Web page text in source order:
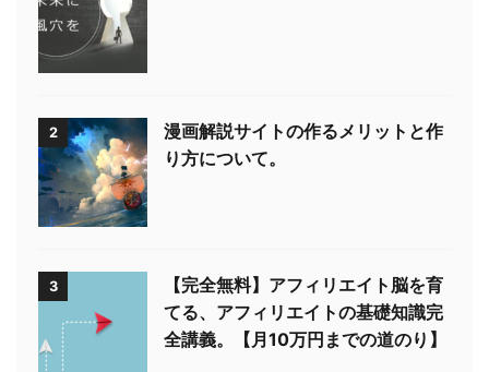
2
漫画解説サイトの作るメリットと作
り方について。
3
【完全無料】アフィリエイト脳を育
てる、アフィリエイトの基礎知識完
全講義。【月10万円までの道のり】